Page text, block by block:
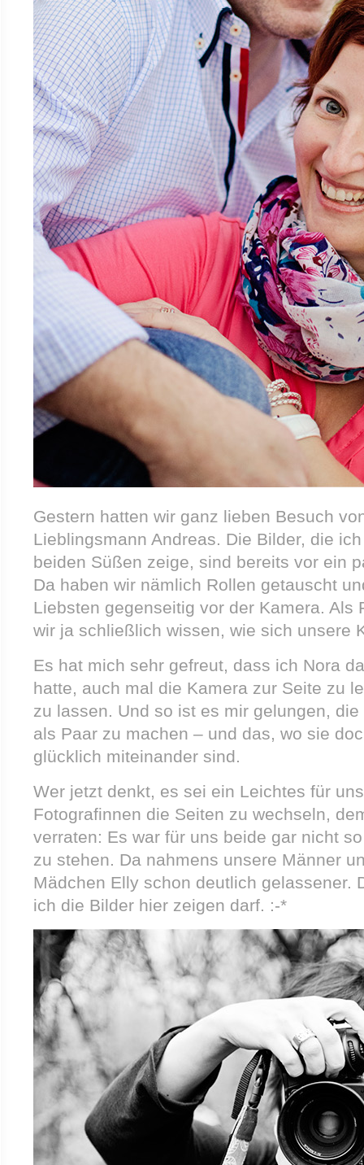
Gestern hatten wir ganz lieben Besuch
Lieblingsmann Andreas. Die Bilder, die
beiden Süßen zeige, sind bereits vor ein
Da haben wir nämlich Rollen getauscht
Liebsten gegenseitig vor der Kamera. Als
wir ja schließlich wissen, wie sich unsere
Es hat mich sehr gefreut, dass ich Nora
hatte, auch mal die Kamera zur Seite zu
zu lassen. Und so ist es mir gelungen,
als Paar zu machen – und das, wo sie
glücklich miteinander sind.
Wer jetzt denkt, es sei ein Leichtes für
Fotografinnen die Seiten zu wechseln,
verraten: Es war für uns beide gar nicht
zu stehen. Da nahmens unsere Männer
Mädchen Elly schon deutlich gelassener.
ich die Bilder hier zeigen darf. :-*